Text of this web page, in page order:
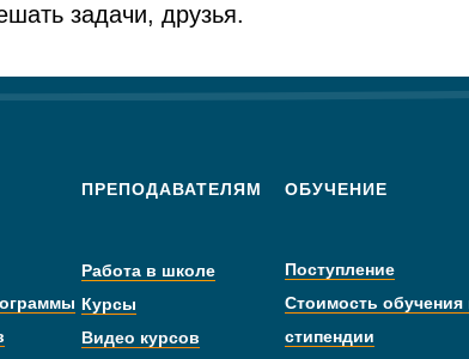
задачи, друзья.
ОБУЧЕНИЕ
ПРЕПОДАВАТЕЛЯМ
Работа в школе
Курсы
Видео курсов
Поступление
Стоимость обучения
стипендии